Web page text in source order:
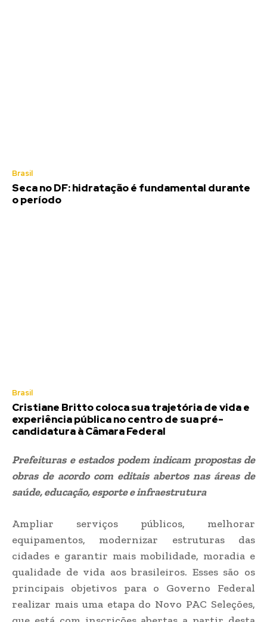
Brasil
Seca no DF: hidratação é fundamental durante
o período
Brasil
Cristiane Britto coloca sua trajetória de vida e
experiência pública no centro de sua pré-
candidatura à Câmara Federal
Prefeituras e estados podem indicam propostas de
obras de acordo com editais abertos nas áreas de
saúde, educação, esporte e infraestrutura
Ampliar serviços públicos, melhorar
equipamentos, modernizar estruturas das
cidades e garantir mais mobilidade, moradia e
qualidade de vida aos brasileiros. Esses são os
principais objetivos para o Governo Federal
realizar mais uma etapa do Novo PAC Seleções,